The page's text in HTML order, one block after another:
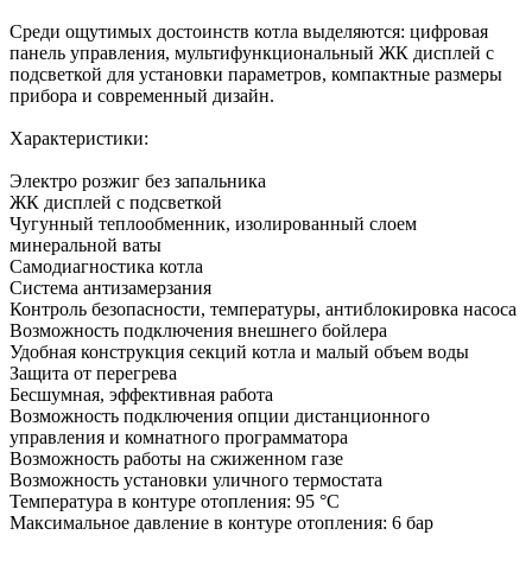
Среди ощутимых достоинств котла выделяются: цифровая
панель управления, мультифункциональный ЖК дисплей с
подсветкой для установки параметров, компактные размеры
прибора и современный дизайн.
Характеристики:
Электро розжиг без запальника
ЖК дисплей с подсветкой
Чугунный теплообменник, изолированный слоем
минеральной ваты
Самодиагностика котла
Система антизамерзания
Контроль безопасности, температуры, антиблокировка насоса
Возможность подключения внешнего бойлера
Удобная конструкция секций котла и малый объем воды
Защита от перегрева
Бесшумная, эффективная работа
Возможность подключения опции дистанционного
управления и комнатного программатора
Возможность работы на сжиженном газе
Возможность установки уличного термостата
Температура в контуре отопления: 95 °С
Максимальное давление в контуре отопления: 6 бар